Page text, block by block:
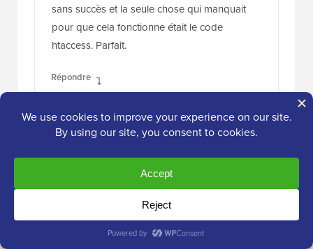
sans succès et la seule chose qui manquait
pour que cela fonctionne était le code
htaccess. Parfait.
Répondre
Ravi que notre guide ait pu vous aider